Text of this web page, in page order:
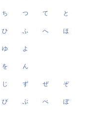
ち つ て と
ひ ふ へ ほ
ゆ よ
を ん
じ ず ぜ ぞ
び ぶ べ ぼ